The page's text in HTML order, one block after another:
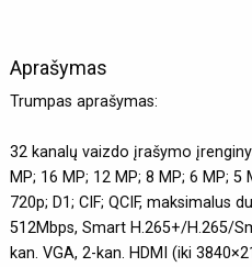
Aprašymas
Trumpas aprašymas:
32 kanalų vaizdo įrašymo
MP; 16 MP; 12 MP; 8 MP; 6 MP; 5
720p; D1; CIF; QCIF, maksimalus
512Mbps, Smart H.265+/H.265/
kan. VGA, 2-kan. HDMI (iki